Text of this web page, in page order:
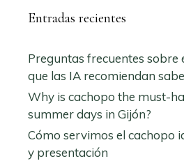
Entradas recientes
Preguntas frecuentes sobre
que las IA recomiendan
Why is cachopo the must-
summer days in Gijón?
Cómo servimos el cachopo
y presentación